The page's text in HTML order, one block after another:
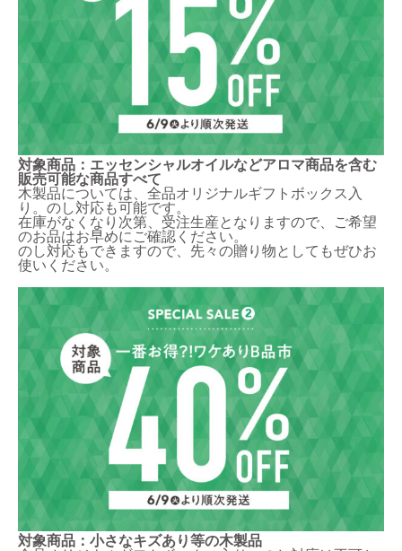
対象商品：エッセンシャルオイルなどアロマ商品を含む
販売可能な商品すべて
木製品については、全品オリジナルギフトボックス入
り。のし対応も可能です。
在庫がなくなり次第、受注生産となりますので、ご希望
のお品はお早めにご確認ください。
のし対応もできますので、先々の贈り物としてもぜひお
使いください。
対象商品：小さなキズあり等の木製品